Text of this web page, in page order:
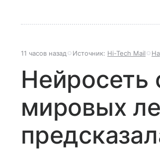
11 часов назад Источник: Hi-Tech Mail
Нейросеть
мировых